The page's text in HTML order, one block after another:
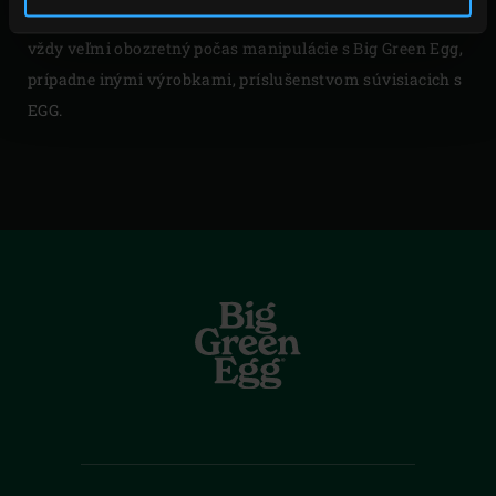
bezpečnosti a ochrany životného prostredia a musí byť
vždy veľmi obozretný počas manipulácie s Big Green Egg,
prípadne inými výrobkami, príslušenstvom súvisiacich s
EGG.